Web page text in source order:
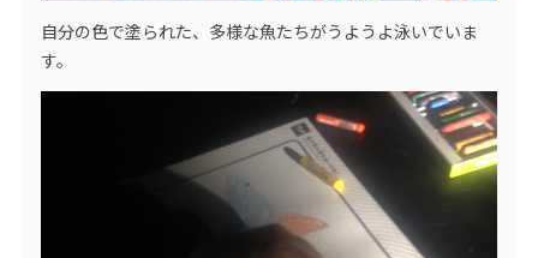
自分の色で塗られた、多様な魚たちがうようよ泳いでいま
す。